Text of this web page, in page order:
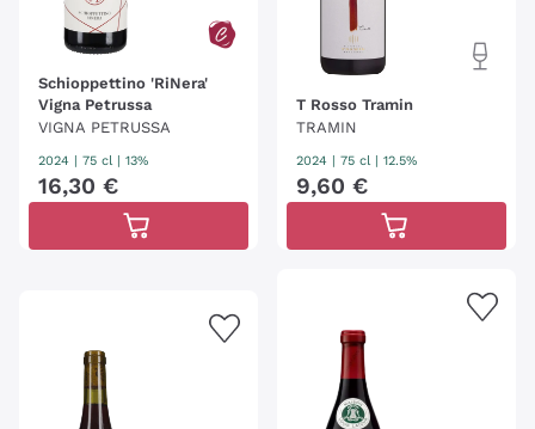
Schioppettino 'RiNera'
Vigna Petrussa
VIGNA PETRUSSA
2024 | 75 cl | 13%
16,30 €
T Rosso Tramin
TRAMIN
2024 | 75 cl | 12.5%
9,60 €